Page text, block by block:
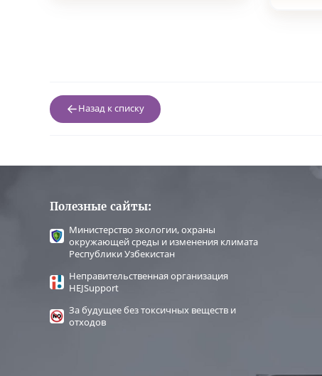
Назад к списку
Полезные сайты:
Министерство экологии, охраны
окружающей среды и изменения климата
Республики Узбекистан
Неправительственная организация
HEJSupport
За будущее без токсичных веществ и
отходов